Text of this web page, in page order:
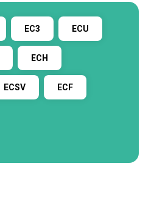
EC3 ECU
ECH
ECSV ECF